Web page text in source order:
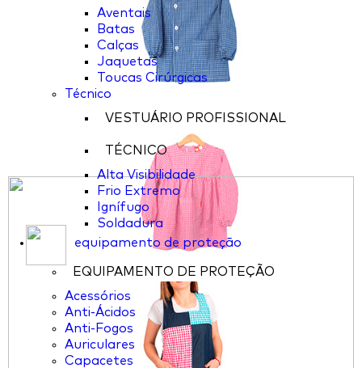
Aventais
Batas
Calças
Jaquetas
Toucas Cirúrgicas
Técnico
VESTUÁRIO PROFISSIONAL
TÉCNICO
Alta Visibilidade
Frio Extremo
Ignífugo
Soldadura
equipamento de proteção
EQUIPAMENTO DE PROTEÇÃO
Acessórios
Anti-Ácidos
Anti-Fogos
Auriculares
Capacetes